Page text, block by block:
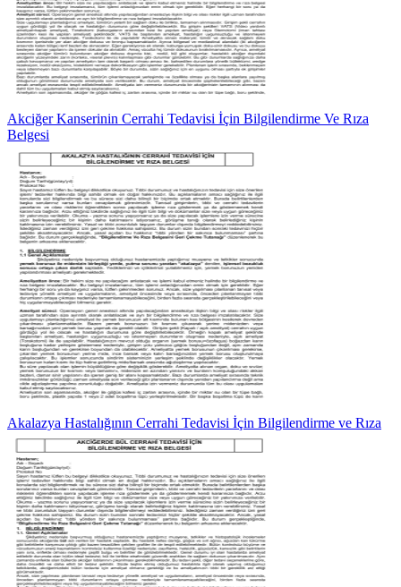
Akciğer Kanserinin Cerrahi Tedavisi İçin Bilgilendirme Ve Rıza
Belgesi
Akalazya Hastalığının Cerrahi Tedavisi İçin Bilgilendirme ve Rıza